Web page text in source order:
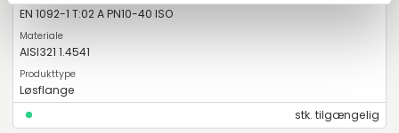
EN 1092-1 T:02 A PN10-40 ISO
AISI321 1.4541
Løsflange
stk. tilgængelig